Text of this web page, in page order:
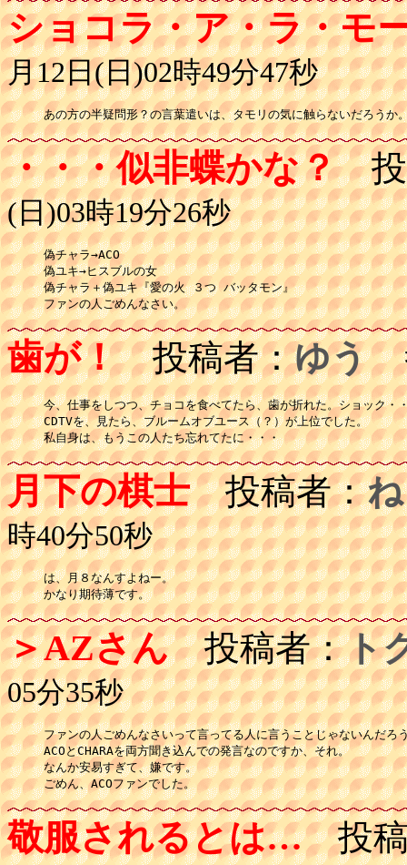
ショコラ・ア・ラ・モ
月12日(日)02時49分47秒
あの方の半疑問形？の言葉遣いは、タモリの気に触らないだろうか
・・・似非蝶かな？投
(日)03時19分26秒
偽チャラ→ACO
偽ユキ→ヒスブルの女
偽チャラ＋偽ユキ『愛の火 ３つ バッタモン』
ファンの人ごめんなさい。
歯が！投稿者：ゆう
今、仕事をしつつ、チョコを食べてたら、歯が折れた。ショック・
CDTVを、見たら、ブルームオブユース（？）が上位でした。
月下の棋士投稿者：
時40分50秒
は、月８なんすよねー。
かなり期待薄です。
＞AZさん投稿者：ト
05分35秒
ファンの人ごめんなさいって言ってる人に言うことじゃないんだろ
ACOとCHARAを両方聞き込んでの発言なのですか、それ。
なんか安易すぎて、嫌です。
敬服されるとは…投稿